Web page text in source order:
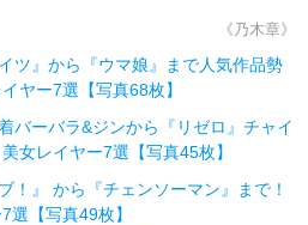
《乃木章》
ツ』から『ウマ娘』まで人気作品勢
ヤー7選【写真68枚】
バーバラ&ジンから『リゼロ』チャイ
女レイヤー7選【写真45枚】
！』 から『チェンソーマン』まで！
選【写真49枚】